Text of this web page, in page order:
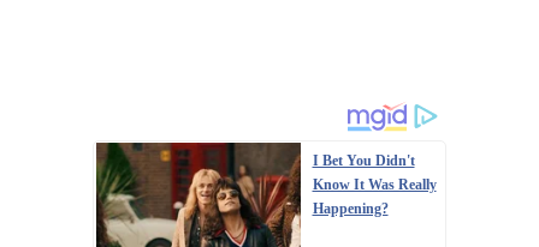
I Bet You Didn't
Know It Was Really
Happening?